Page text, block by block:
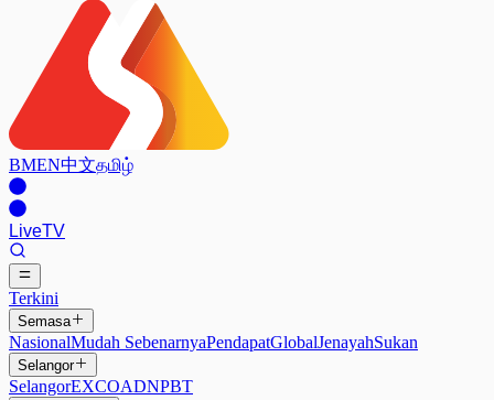
BMEN中文தமிழ்
LiveTV
Terkini
Semasa
NasionalMudah SebenarnyaPendapatGlobalJenayahSukan
Selangor
SelangorEXCOADNPBT